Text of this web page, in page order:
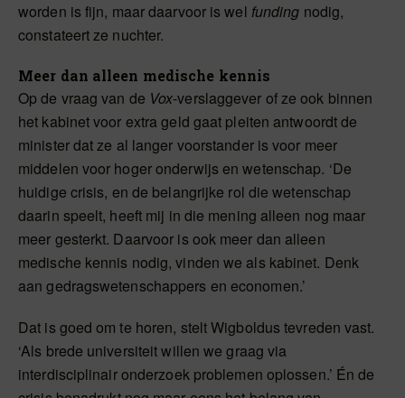
worden is fijn, maar daarvoor is wel funding nodig,
constateert ze nuchter.
Meer dan alleen medische kennis
Op de vraag van de Vox-verslaggever of ze ook binnen
het kabinet voor extra geld gaat pleiten antwoordt de
minister dat ze al langer voorstander is voor meer
middelen voor hoger onderwijs en wetenschap. ‘De
huidige crisis, en de belangrijke rol die wetenschap
daarin speelt, heeft mij in die mening alleen nog maar
meer gesterkt. Daarvoor is ook meer dan alleen
medische kennis nodig, vinden we als kabinet. Denk
aan gedragswetenschappers en economen.’
Dat is goed om te horen, stelt Wigboldus tevreden vast.
‘Als brede universiteit willen we graag via
interdisciplinair onderzoek problemen oplossen.’ Én de